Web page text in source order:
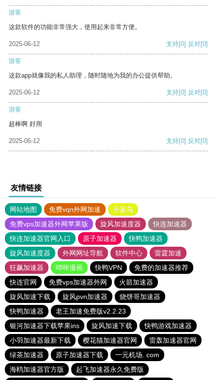
游客
这款软件的功能非常强大，使用起来非常方便。
2025-06-12 支持[0] 反对[0]
游客
这款app就像我的私人助理，随时随地为我的办公提供帮助。
2025-06-12 支持[0] 反对[0]
游客
超棒啊 好用
2025-06-12 支持[0] 反对[0]
友情链接
网站地图 免费vqn外网加速
小蓝鸟
免费vps加速器外网苹果版
旋风加速度器
快连加速器
快连加速器官网入口
原子加速器
快鸭加速器
旋风加速度器
外网网址导航 软件中心
雷霆加速
狂飙加速器
哔咔漫画 快鸭VPN
免费的加速器推荐
快连官网
免费vps加速器外网
火箭加速器
旋风加速下载
旋风pvn加速器
烧饼哥加速器
快鸭加速器
老王加速免费版v2.2.23
银河加速器下载苹果ins
旋风加速下载
快鸭游戏加速器
小羽加速器最新下载
樱花猫加速器官网
雷轰加速器官网
绿茶加速器
原子加速器下载
一元机场. com
海鸥加速器官方版
起飞加速器永久免费版